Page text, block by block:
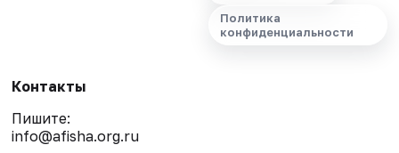
Политика
конфиденциальности
Контакты
Пишите:
info@afisha.org.ru